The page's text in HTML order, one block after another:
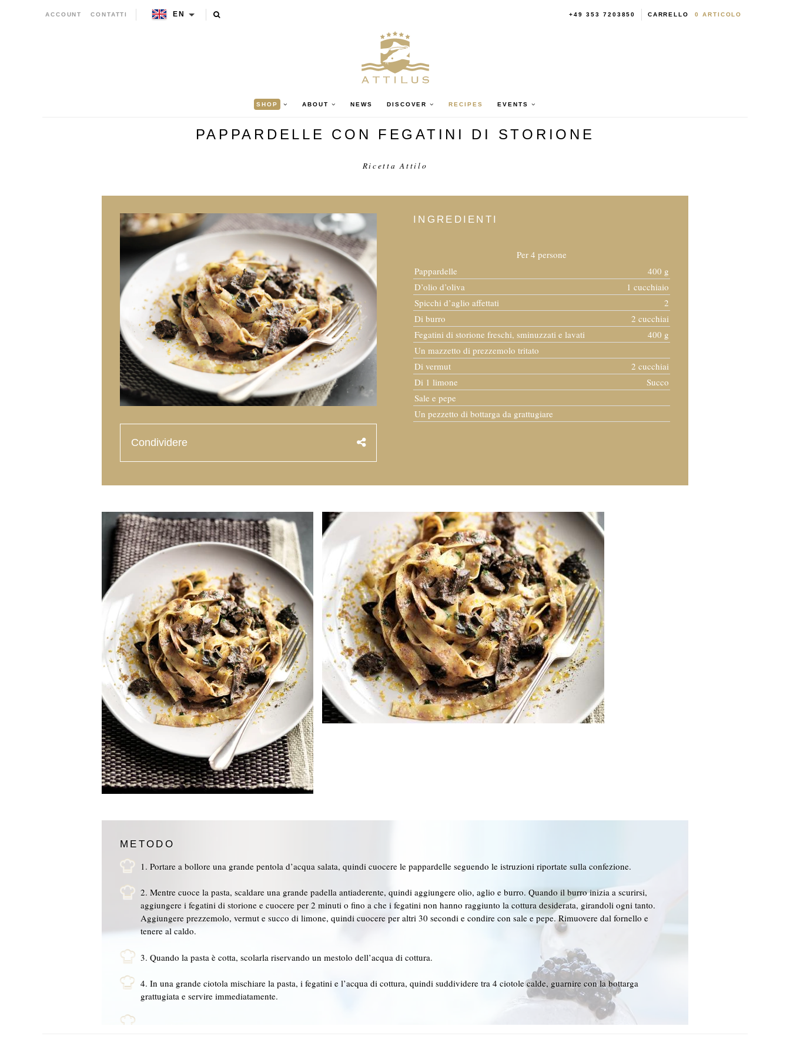
SHOP ABOUT NEWS DISCOVER RECIPES EVENTS
ACCOUNT CONTATTI EN CARRELLO 0 ARTICOLO
+49 353 7203850
PAPPARDELLE CON FEGATINI DI STORIONE
Ricetta Attilo
Condividere
INGREDIENTI
Per 4 persone
Pappardelle
400 g
D’olio d’oliva
1 cucchiaio
Spicchi d’aglio affettati
2
Di burro
2 cucchiai
Fegatini di storione freschi, sminuzzati e lavati
400 g
Un mazzetto di prezzemolo tritato
Di vermut
2 cucchiai
Di 1 limone
Succo
Sale e pepe
Un pezzetto di bottarga da grattugiare
METODO
1. Portare a bollore una grande pentola d’acqua salata, quindi cuocere le pappardelle seguendo le istruzioni riportate sulla confezione.
2. Mentre cuoce la pasta, scaldare una grande padella antiaderente, quindi aggiungere olio, aglio e burro. Quando il burro inizia a scurirsi,
aggiungere i fegatini di storione e cuocere per 2 minuti o fino a che i fegatini non hanno raggiunto la cottura desiderata, girandoli ogni tanto.
Aggiungere prezzemolo, vermut e succo di limone, quindi cuocere per altri 30 secondi e condire con sale e pepe. Rimuovere dal fornello e
tenere al caldo.
3. Quando la pasta è cotta, scolarla riservando un mestolo dell’acqua di cottura.
4. In una grande ciotola mischiare la pasta, i fegatini e l’acqua di cottura, quindi suddividere tra 4 ciotole calde, guarnire con la bottarga
grattugiata e servire immediatamente.